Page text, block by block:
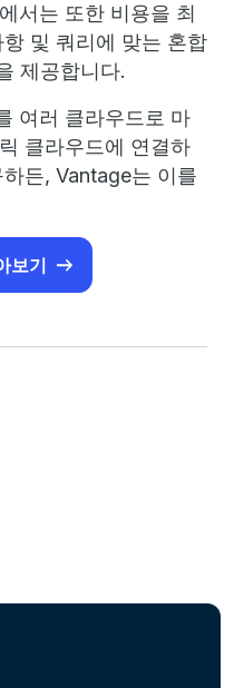
서는 또한 비용을 최
및 쿼리에 맞는 혼합
제공합니다.
여러 클라우드로 마
클라우드에 연결하
든, Vantage는 이를
보기